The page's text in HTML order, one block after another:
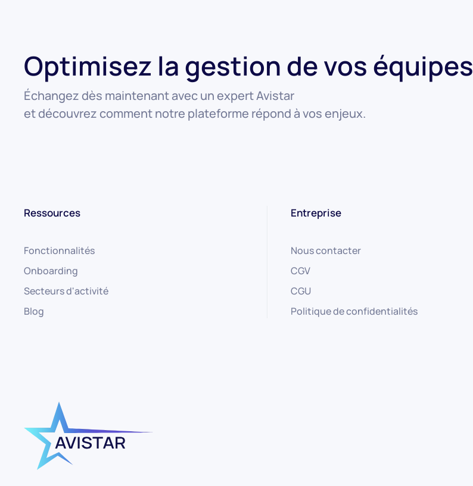
Optimisez la gestion de vos équipes
Échangez dès maintenant avec un expert Avistar
et découvrez comment notre plateforme répond à vos enjeux.
Ressources
Fonctionnalités
Onboarding
Secteurs d'activité
Blog
Entreprise
Nous contacter
CGV
CGU
Politique de confidentialités